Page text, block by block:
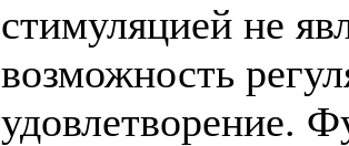
стимуляцией не
возможность
удовлетворение.